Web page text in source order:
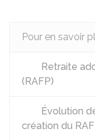
Pour en savoir
Retraite
(RAFP)
Évolution
création du